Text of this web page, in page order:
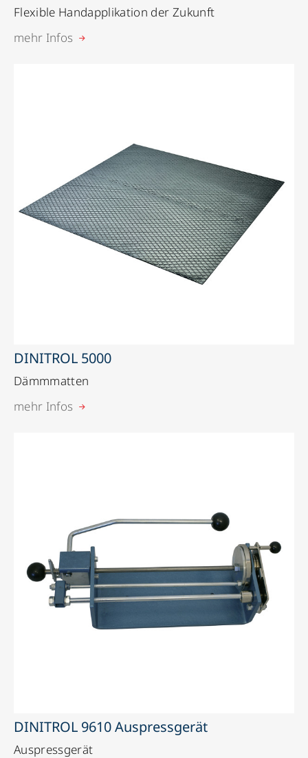
Flexible Handapplikation der Zukunft
mehr Infos
DINITROL 5000
Dämmmatten
mehr Infos
DINITROL 9610 Auspressgerät
Auspressgerät